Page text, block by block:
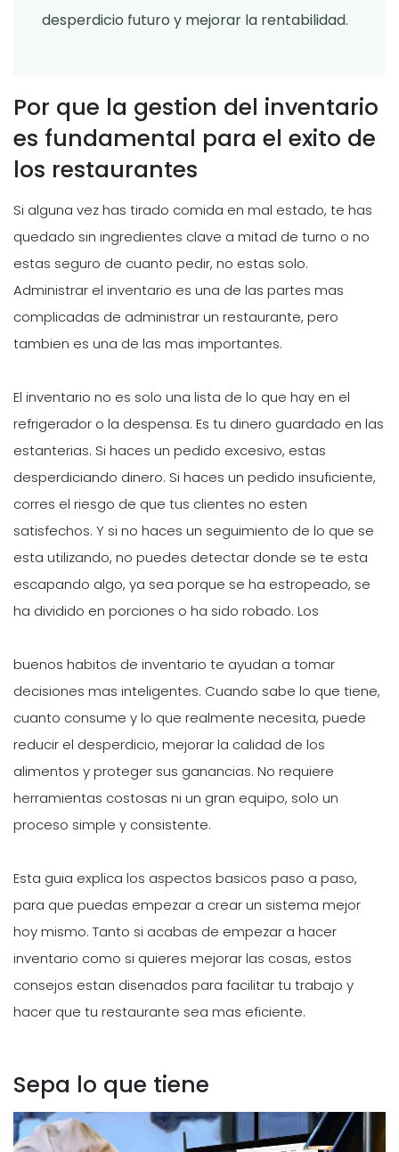
desperdicio futuro y mejorar la rentabilidad.
Por que la gestion del inventario
es fundamental para el exito de
los restaurantes
Si alguna vez has tirado comida en mal estado, te has
quedado sin ingredientes clave a mitad de turno o no
estas seguro de cuanto pedir, no estas solo.
Administrar el inventario es una de las partes mas
complicadas de administrar un restaurante, pero
tambien es una de las mas importantes.
El inventario no es solo una lista de lo que hay en el
refrigerador o la despensa. Es tu dinero guardado en las
estanterias. Si haces un pedido excesivo, estas
desperdiciando dinero. Si haces un pedido insuficiente,
corres el riesgo de que tus clientes no esten
satisfechos. Y si no haces un seguimiento de lo que se
esta utilizando, no puedes detectar donde se te esta
escapando algo, ya sea porque se ha estropeado, se
ha dividido en porciones o ha sido robado. Los
buenos habitos de inventario te ayudan a tomar
decisiones mas inteligentes. Cuando sabe lo que tiene,
cuanto consume y lo que realmente necesita, puede
reducir el desperdicio, mejorar la calidad de los
alimentos y proteger sus ganancias. No requiere
herramientas costosas ni un gran equipo, solo un
proceso simple y consistente.
Esta guia explica los aspectos basicos paso a paso,
para que puedas empezar a crear un sistema mejor
hoy mismo. Tanto si acabas de empezar a hacer
inventario como si quieres mejorar las cosas, estos
consejos estan disenados para facilitar tu trabajo y
hacer que tu restaurante sea mas eficiente.
Sepa lo que tiene